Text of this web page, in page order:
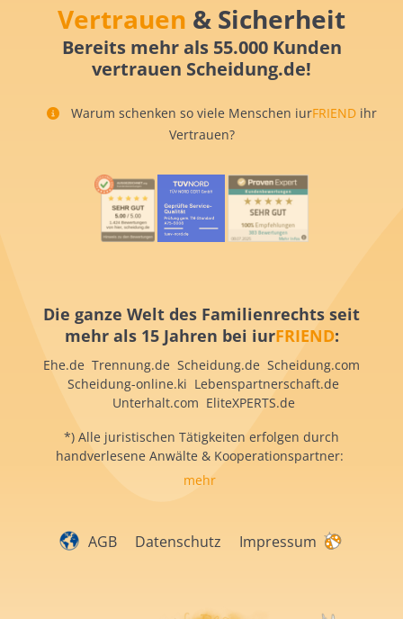
Vertrauen & Sicherheit
Bereits mehr als 55.000 Kunden
vertrauen Scheidung.de!
Warum schenken so viele Menschen iurFRIEND ihr
Vertrauen?
Die ganze Welt des Familienrechts seit
mehr als 15 Jahren bei iurFRIEND:
Ehe.de Trennung.de Scheidung.de Scheidung.com
Scheidung-online.ki Lebenspartnerschaft.de
Unterhalt.com EliteXPERTS.de
*) Alle juristischen Tätigkeiten erfolgen durch
handverlesene Anwälte & Kooperationspartner:
mehr
AGB Datenschutz Impressum